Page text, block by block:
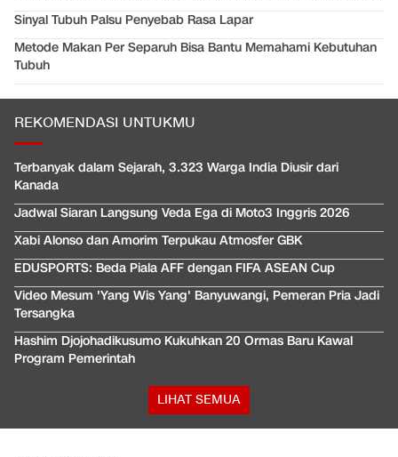
Sinyal Tubuh Palsu Penyebab Rasa Lapar
Metode Makan Per Separuh Bisa Bantu Memahami Kebutuhan
Tubuh
REKOMENDASI UNTUKMU
Terbanyak dalam Sejarah, 3.323 Warga India Diusir dari
Kanada
Jadwal Siaran Langsung Veda Ega di Moto3 Inggris 2026
Xabi Alonso dan Amorim Terpukau Atmosfer GBK
EDUSPORTS: Beda Piala AFF dengan FIFA ASEAN Cup
Video Mesum 'Yang Wis Yang' Banyuwangi, Pemeran Pria Jadi
Tersangka
Hashim Djojohadikusumo Kukuhkan 20 Ormas Baru Kawal
Program Pemerintah
LIHAT SEMUA